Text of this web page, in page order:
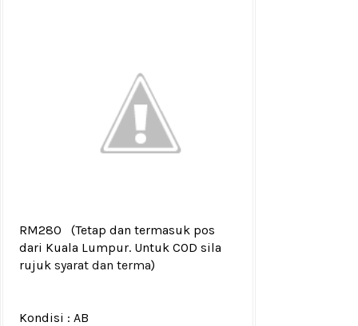
RM280
(Tetap dan termasuk pos
dari Kuala Lumpur. Untuk COD sila
rujuk syarat dan terma)
Kondisi : AB